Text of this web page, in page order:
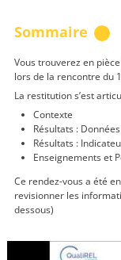
Sommaire
Vous trouverez en
lors de la rencontre du
La restitution s’est
Contexte
Résultats :
Résultats :
Enseignements et
Ce rendez-vous a été
revisionner les
dessous)